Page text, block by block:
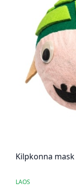
Kilpkonna mask
LAOS